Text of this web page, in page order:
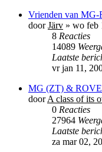
Vrienden van MG-
doorJärv » wo feb
8 Reacties
14089
Laatste
vr jan 11,
MG (ZT) &
doorA class of its
0 Reacties
27964
Laatste
za mar 02,